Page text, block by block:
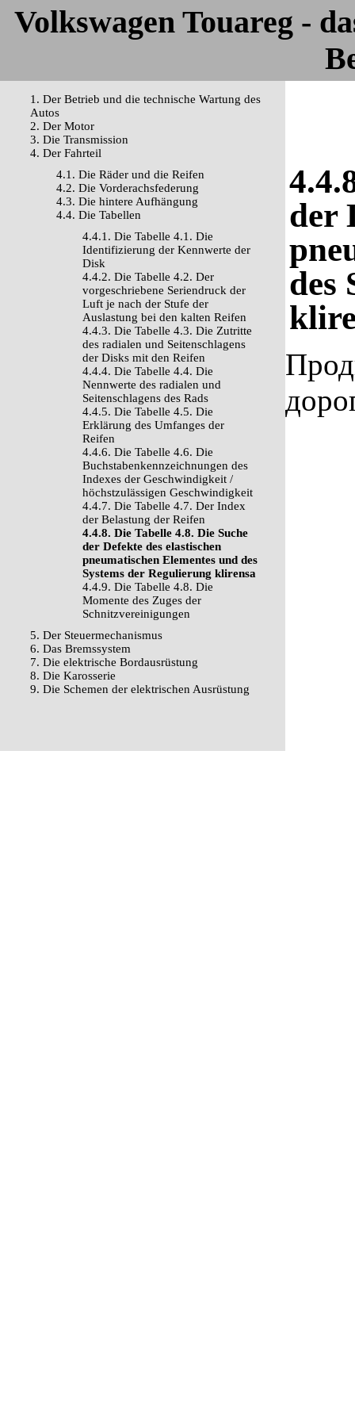
Volkswagen Touareg -
1. Der Betrieb und die technische Wartung des
Autos
2. Der Motor
3. Die Transmission
4. Der Fahrteil
4.1. Die Räder und die Reifen
4.2. Die Vorderachsfederung
4.3. Die hintere Aufhängung
4.4. Die Tabellen
4.4.1. Die Tabelle 4.1. Die
Identifizierung der Kennwerte der
Disk
4.4.2. Die Tabelle 4.2. Der
vorgeschriebene Seriendruck der
Luft je nach der Stufe der
Auslastung bei den kalten Reifen
4.4.3. Die Tabelle 4.3. Die Zutritte
des radialen und Seitenschlagens
der Disks mit den Reifen
4.4.4. Die Tabelle 4.4. Die
Nennwerte des radialen und
Seitenschlagens des Rads
4.4.5. Die Tabelle 4.5. Die
Erklärung des Umfanges der
Reifen
4.4.6. Die Tabelle 4.6. Die
Buchstabenkennzeichnungen des
Indexes der Geschwindigkeit /
höchstzulässigen Geschwindigkeit
4.4.7. Die Tabelle 4.7. Der Index
der Belastung der Reifen
4.4.8. Die Tabelle 4.8. Die Suche
der Defekte des elastischen
pneumatischen Elementes und des
Systems der Regulierung klirensa
4.4.9. Die Tabelle 4.8. Die
Momente des Zuges der
Schnitzvereinigungen
5. Der Steuermechanismus
6. Das Bremssystem
7. Die elektrische Bordausrüstung
8. Die Karosserie
9. Die Schemen der elektrischen Ausrüstung
der
des